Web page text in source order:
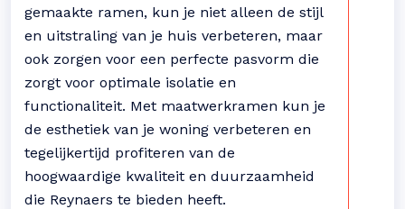
gemaakte ramen, kun je niet alleen de stijl
en uitstraling van je huis verbeteren, maar
ook zorgen voor een perfecte pasvorm die
zorgt voor optimale isolatie en
functionaliteit. Met maatwerkramen kun je
de esthetiek van je woning verbeteren en
tegelijkertijd profiteren van de
hoogwaardige kwaliteit en duurzaamheid
die Reynaers te bieden heeft.